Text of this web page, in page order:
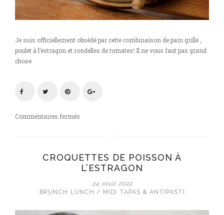
Je suis officiellement obsédé par cette combinaison de pain grillé ,
poulet à l’estragon et rondelles de tomates! Il ne vous faut pas grand
chose
Commentaires fermés
à
l’estragon
CROQUETTES DE POISSON À
L’ESTRAGON
24 août 2022
BRUNCH
LUNCH / MIDI TAPAS & ANTIPASTI